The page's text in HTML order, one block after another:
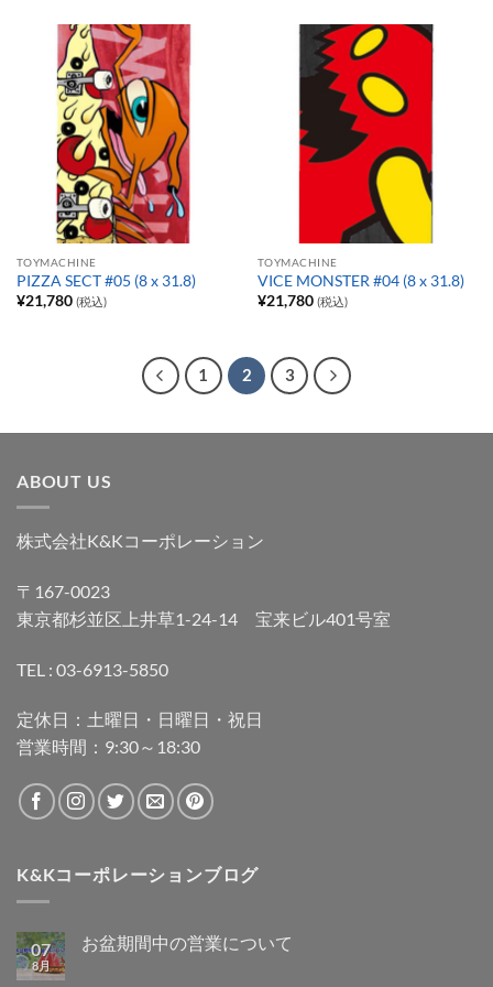
TOYMACHINE
PIZZA SECT #05 (8 x 31.8)
¥21,780 (税込)
TOYMACHINE
VICE MONSTER #04 (8 x 31.8)
¥21,780 (税込)
1 2 3
ABOUT US
株式会社K&Kコーポレーション
〒167-0023
東京都杉並区上井草1-24-14 宝来ビル401号室
TEL : 03-6913-5850
定休日：土曜日・日曜日・祝日
営業時間：9:30～18:30
K&Kコーポレーションブログ
07
8月
お盆期間中の営業について